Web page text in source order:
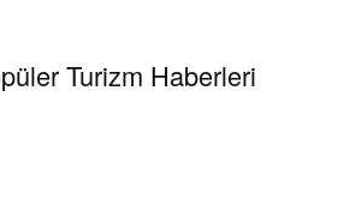
Turizm Haberleri